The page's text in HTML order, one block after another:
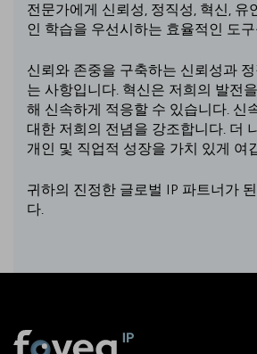
전문가에게 신뢰성, 정직성, 혁신, 유
인 학습을 우선시하는 효율적인 도
신뢰와 존중을 구축하는 신뢰성과
는 사항입니다. 혁신은 저희의 발전
해 신속하게 적응할 수 있습니다. 신
대한 저희의 전념을 강조합니다. 더
개인 및 직업적 성장을 가치 있게 여
귀하의 진정한 글로벌 IP 파트너가
다.